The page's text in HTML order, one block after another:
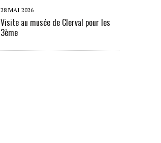
28 MAI 2026
Visite au musée de Clerval pour les
3ème